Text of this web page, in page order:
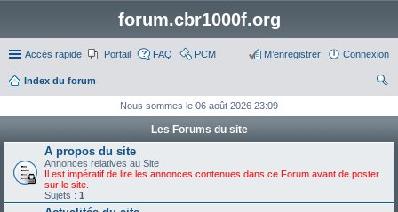
forum.cbr1000f.org
Accès rapide Portail FAQ PCM Connexion
M’enregistrer
Index du forum
ch
Nous sommes le 06 août 2026 23:09
Les Forums du site
A propos du site
Annonces relatives au Site
Il est impératif de lire les annonces contenues dans ce Forum avant de poster
sur le site
Sujets : 1